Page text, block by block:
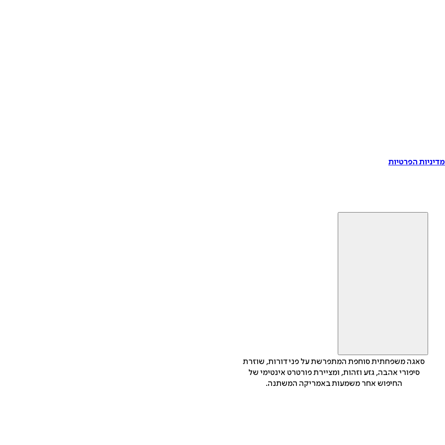
הפרטיות
סאגה משפחתית סוחפת המתפרשת על פני דורות, שוזרת
סיפורי אהבה, גזע וזהות, ומציירת פורטרט אינטימי של
החיפוש אחר משמעות באמריקה המשתנה.